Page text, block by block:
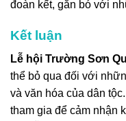
đoàn kết, gắn bó với
Kết luận
Lễ hội Trường Sơn
thể bỏ qua đối với
và văn hóa của dân
tham gia để cảm nhận